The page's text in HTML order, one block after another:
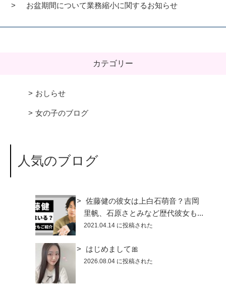
お盆期間について業務縮小に関するお知らせ
カテゴリー
おしらせ
女の子のブログ
人気のブログ
佐藤健の彼女は上白石萌音？吉岡
里帆、石原さとみなど歴代彼女も...
2021.04.14 に投稿された
はじめまして🎀
2026.08.04 に投稿された